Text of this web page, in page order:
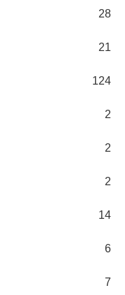
28
21
124
2
2
2
14
6
7